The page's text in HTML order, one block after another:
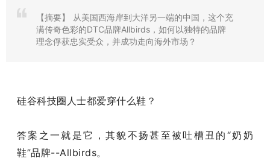
【摘要】
从美国西海岸到大洋另一端的中国，这个充
满传奇色彩的DTC品牌Allbirds，如何以独特的品牌
理念俘获忠实受众，并成功走向海外市场？
硅谷科技圈人士都爱穿什么鞋？
答案之一就是它，其貌不扬甚至被吐槽丑的“奶奶
鞋”品牌--Allbirds。